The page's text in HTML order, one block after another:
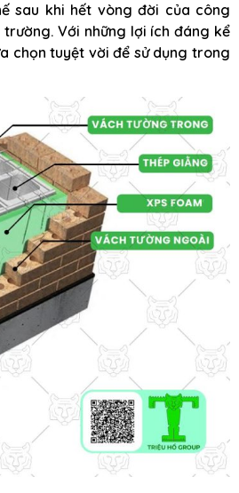
sau khi hết vòng đời của công
Với những lợi ích đáng kể
chọn tuyệt vời để sử dụng trong